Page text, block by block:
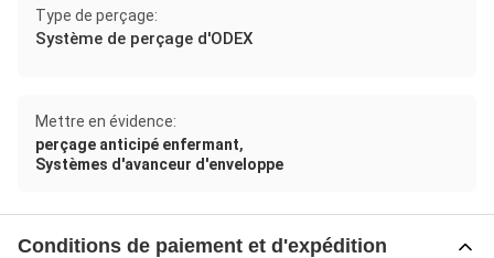
Type de perçage:
Système de perçage d'ODEX
Mettre en évidence:
perçage anticipé enfermant,
Systèmes d'avanceur d'enveloppe
Conditions de paiement et d'expédition